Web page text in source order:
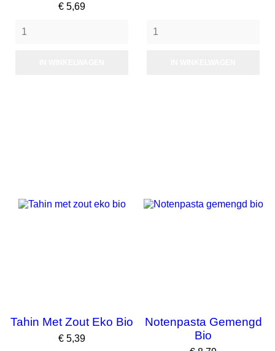
Prijs
€ 5,69
Tahin Met Zout Eko Bio
Prijs
€ 5,39
Notenpasta Gemengd
Bio